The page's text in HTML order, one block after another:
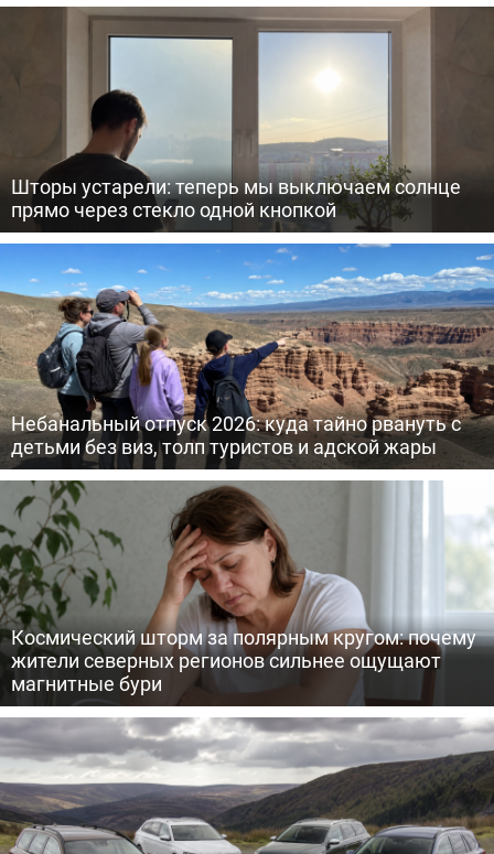
Шторы устарели: теперь мы выключаем солнце
прямо через стекло одной кнопкой
Небанальный отпуск 2026: куда тайно рвануть с
детьми без виз, толп туристов и адской жары
Космический шторм за полярным кругом: почему
жители северных регионов сильнее ощущают
магнитные бури